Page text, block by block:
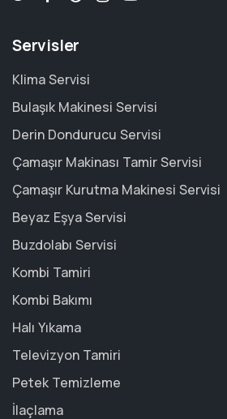
Servisler
Klima Servisi
Bulaşık Makinesi Servisi
Derin Dondurucu Servisi
Çamaşır Makinası Tamir Servisi
Çamaşır Kurutma Makinesi Servisi
Beyaz Eşya Servisi
Buzdolabı Servisi
Kombi Tamiri
Kombi Bakımı
Halı Yıkama
Televizyon Tamiri
Petek Temizleme
İlaçlama